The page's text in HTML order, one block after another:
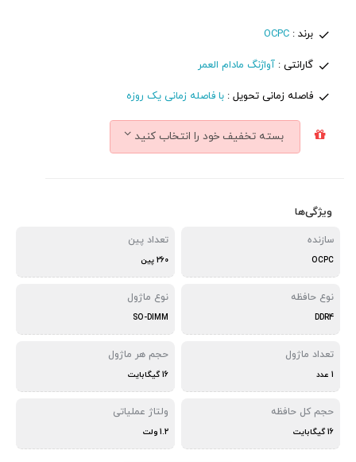
برند :OCPC
گارانتی :آواژنگ مادام العمر
فاصله زمانی تحویل : با فاصله زمانی یک روزه
بسته تخفیف خود را انتخاب کنید
ویژگی‌ها
سازنده
OCPC
تعداد پین
260 پین
نوع حافظه
DDR4
نوع ماژول
SO-DIMM
تعداد ماژول
1 عدد
حجم هر ماژول
16 گیگابایت
حجم کل حافظه
16 گیگابایت
ولتاژ عملیاتی
1.2 ولت